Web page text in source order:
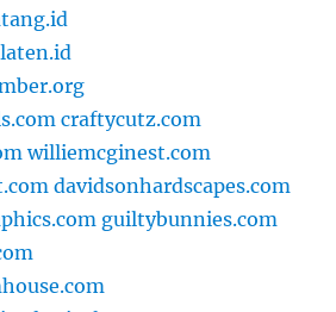
craftycutz.com
williemcginest.com
davidsonhardscapes.com
guiltybunnies.com